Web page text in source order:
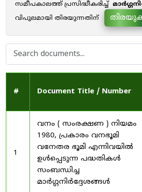
സമീപകാലത്ത് പ്രസിദ്ധീകരിച്ച്
വിപുലമായി തിരയുന്നതിന്
# Document Title / Number
1
വനം ( സംരക്ഷണ ) നിയമം
1980, പ്രകാരം വനഭൂമി
വനേതര ഭൂമി എന്നിവയിൽ
ഉൾപ്പെടുന്ന പദ്ധതികൾ
സംബന്ധിച്ച
മാർഗ്ഗനിർദ്ദേശങ്ങൾ